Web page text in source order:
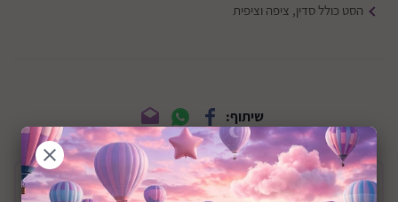
הסט כולל סדין, ציפה וציפית
שיתוף:
תיאור המוצר